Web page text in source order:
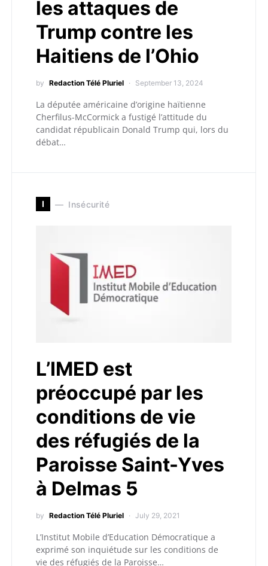
les attaques de
Trump contre les
Haitiens de l’Ohio
by Redaction Télé Pluriel September 13, 2024
La députée américaine d’origine haïtienne
Cherfilus-McCormick a fustigé l’attitude du
candidat républicain Donald Trump qui, lors du
débat…
I Insécurité
L’IMED est
préoccupé par les
conditions de vie
des réfugiés de la
Paroisse Saint-Yves
à Delmas 5
by Redaction Télé Pluriel July 29, 2021
L’Institut Mobile d’Education Démocratique a
exprimé son inquiétude sur les conditions de
vie des réfugiés de la Paroisse…